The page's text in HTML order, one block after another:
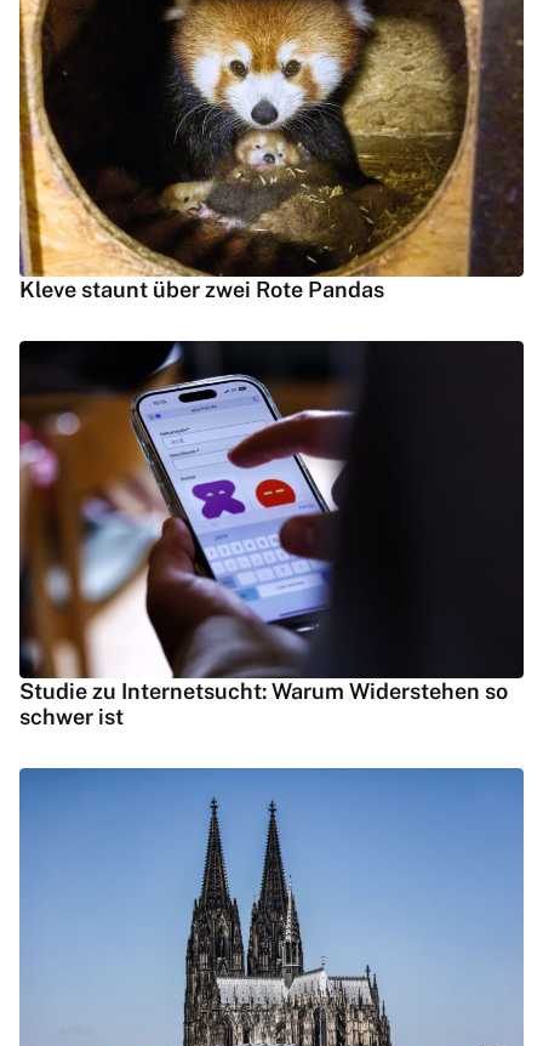
Kleve staunt über zwei Rote Pandas
Studie zu Internetsucht: Warum Widerstehen so
schwer ist